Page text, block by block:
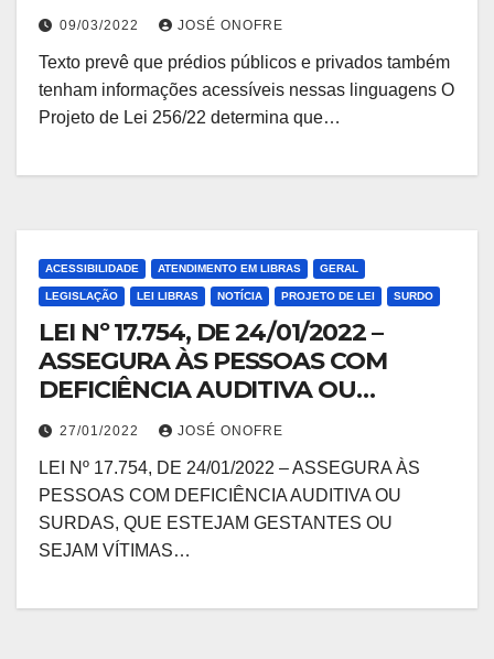
09/03/2022 JOSÉ ONOFRE
Texto prevê que prédios públicos e privados também
tenham informações acessíveis nessas linguagens O
Projeto de Lei 256/22 determina que…
ACESSIBILIDADE ATENDIMENTO EM LIBRAS GERAL
LEGISLAÇÃO LEI LIBRAS NOTÍCIA PROJETO DE LEI SURDO
LEI Nº 17.754, DE 24/01/2022 –
ASSEGURA ÀS PESSOAS COM
DEFICIÊNCIA AUDITIVA OU
SURDAS
27/01/2022 JOSÉ ONOFRE
LEI Nº 17.754, DE 24/01/2022 – ASSEGURA ÀS
PESSOAS COM DEFICIÊNCIA AUDITIVA OU
SURDAS, QUE ESTEJAM GESTANTES OU
SEJAM VÍTIMAS…